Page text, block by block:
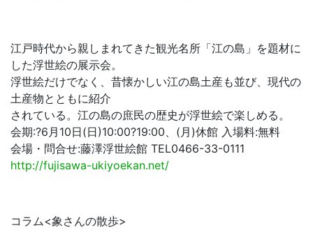
江戸時代から親しまれてきた観光名所「江の島」を題材に
した浮世絵の展示会。
浮世絵だけでなく、昔懐かしい江の島土産も並び、現代の
土産物とともに紹介
されている。江の島の庶民の歴史が浮世絵で楽しめる。
会期:?6月10日(日)10:00?19:00、(月)休館 入場料:無料
会場・問合せ:藤澤浮世絵館 TEL0466-33-0111
http://fujisawa-ukiyoekan.net/
コラム<象さんの散歩>